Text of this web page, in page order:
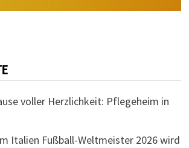
voller Herzlichkeit: Pflegeheim in
Italien Fußball-Weltmeister 2026 wird